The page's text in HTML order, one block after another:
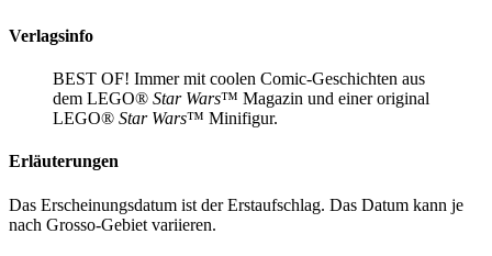
Verlagsinfo
BEST OF! Immer mit coolen Comic-Geschichten aus
dem LEGO® Star Wars™ Magazin und einer original
LEGO® Star Wars™ Minifigur.
Erläuterungen
Das Erscheinungsdatum ist der Erstaufschlag. Das Datum kann je
nach Grosso-Gebiet variieren.